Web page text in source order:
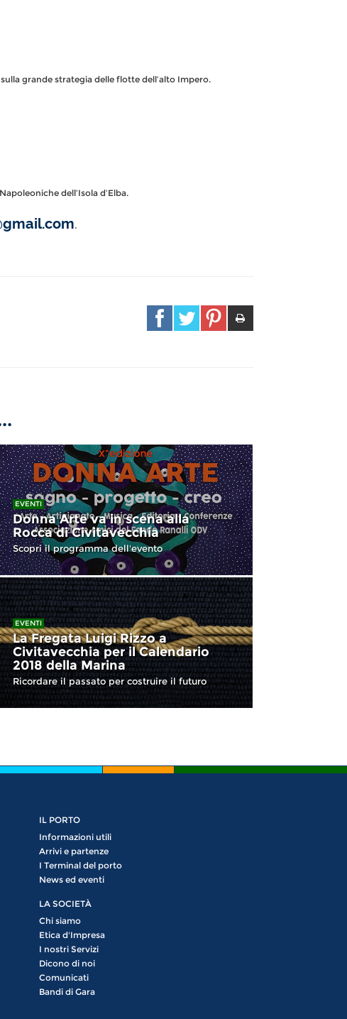
grande strategia delle flotte dell’alto Impero.
dell’Isola d’Elba.
.
EVENTI
Donna Arte va in scena alla
Rocca di Civitavecchia
Scopri il programma dell'evento
EVENTI
La Fregata Luigi Rizzo a
Civitavecchia per il Calendario
2018 della Marina
Ricordare il passato per costruire il futuro
IL PORTO
Informazioni utili
Arrivi e partenze
I Terminal del porto
News ed eventi
LA SOCIETÀ
Chi siamo
Etica d'Impresa
I nostri Servizi
Dicono di noi
Comunicati
Bandi di Gara